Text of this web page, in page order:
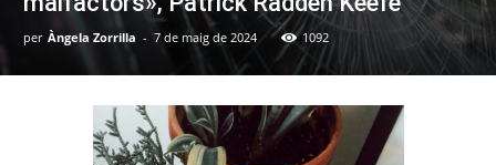
per Àngela Zorrilla - 7 de maig de 2024 1092